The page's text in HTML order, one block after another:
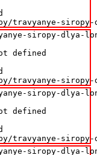
travyanye-
siropy-dlya-
defined
travyanye-
siropy-dlya-
defined
travyanye-
siropy-dlya-